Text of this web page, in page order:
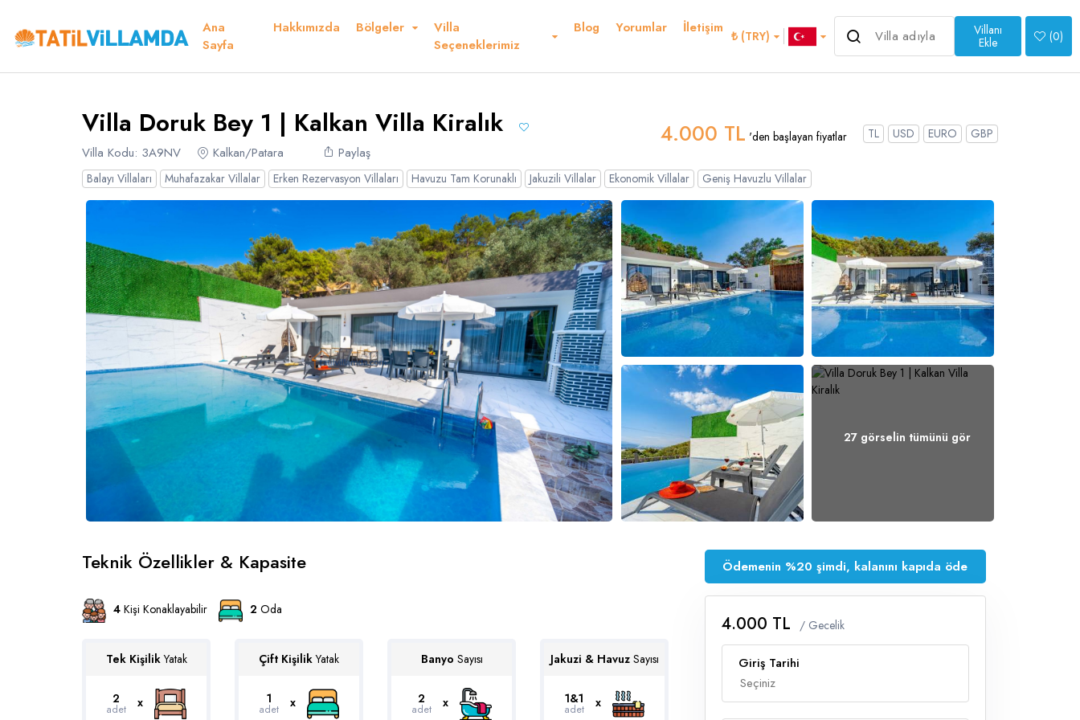
Ana
Sayfa
Hakkımızda Bölgeler
Villa
Seçeneklerimiz
Blog Yorumlar İletişim ₺ (TRY)
Villanı
Ekle
(0)
Villa Doruk Bey 1 | Kalkan Villa Kiralık
Villa Kodu: 3A9NV Kalkan/Patara Paylaş
Teşekkür Ederiz
4.000 TL 'den başlayan fiyatlar TL USD EURO GBP
Balayı Villaları Muhafazakar Villalar Erken Rezervasyon Villaları Havuzu Tam Korunaklı Jakuzili Villalar Ekonomik Villalar Geniş Havuzlu Villalar
27 görselin tümünü gör
Detaylar Fiyatlar Müsaitlik Takvimi Kurallar ve Şartlar Konum Yorumlar 4.000 ₺ 'den başlayan fiyatlar
Teknik Özellikler & Kapasite
4 Kişi Konaklayabilir 2 Oda
Tek KişilikYatak
2
adet x
Çift KişilikYatak
1
adet x
Banyo Sayısı
2
adet x
Jakuzi & HavuzSayısı
1&1
adet x
Ödemenin %20 şimdi, kalanını kapıda öde
4.000 TL / Gecelik
Giriş Tarihi
Dil Seçiniz
English French German Italian
Russian Spanish
Kur Seçiniz
USD- $
Favorilerim
Müsaitlik Takvimi
Müsaitlik Takvimi >